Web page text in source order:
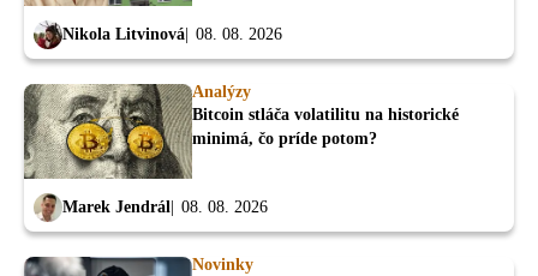
Nikola Litvinová 08. 08. 2026
Analýzy
Bitcoin stláča volatilitu na historické
minimá, čo príde potom?
Marek Jendrál 08. 08. 2026
Novinky